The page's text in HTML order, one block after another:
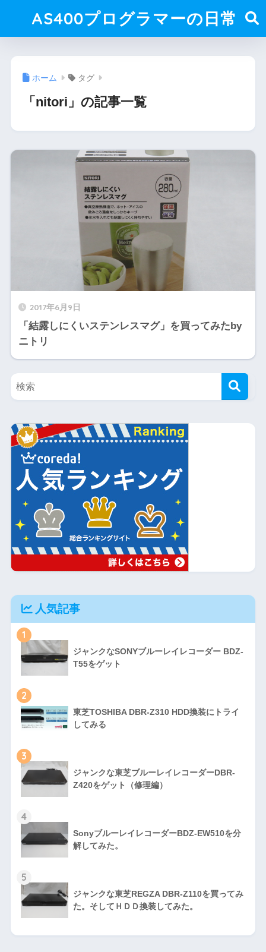
AS400プログラマーの日常
ホーム タグ
「nitori」の記事一覧
2017年6月9日
「結露しにくいステンレスマグ」を買ってみたby
ニトリ
人気記事
1
ジャンクなSONYブルーレイレコーダー BDZ-
T55をゲット
2
東芝TOSHIBA DBR-Z310 HDD換装にトライ
してみる
3
ジャンクな東芝ブルーレイレコーダーDBR-
Z420をゲット（修理編）
4
SonyブルーレイレコーダーBDZ-EW510を分
解してみた。
5
ジャンクな東芝REGZA DBR-Z110を買ってみ
た。そしてＨＤＤ換装してみた。